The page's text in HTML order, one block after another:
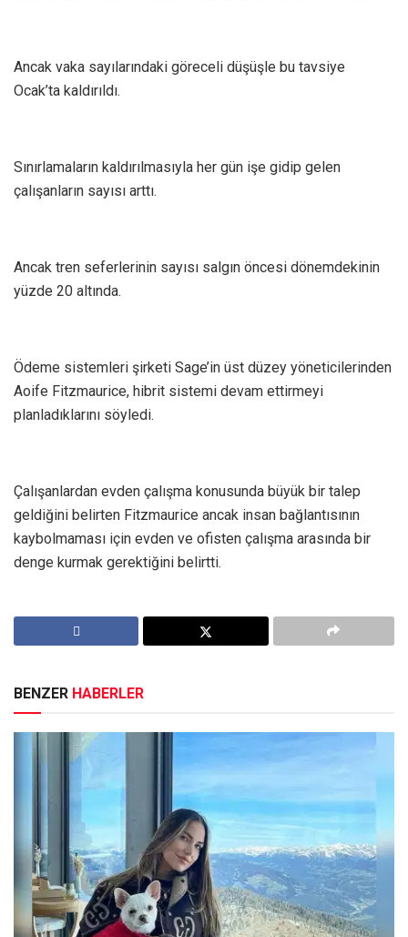
Ancak vaka sayılarındaki göreceli düşüşle bu tavsiye
Ocak’ta kaldırıldı.
Sınırlamaların kaldırılmasıyla her gün işe gidip gelen
çalışanların sayısı arttı.
Ancak tren seferlerinin sayısı salgın öncesi dönemdekinin
yüzde 20 altında.
Ödeme sistemleri şirketi Sage’in üst düzey yöneticilerinden
Aoife Fitzmaurice, hibrit sistemi devam ettirmeyi
planladıklarını söyledi.
Çalışanlardan evden çalışma konusunda büyük bir talep
geldiğini belirten Fitzmaurice ancak insan bağlantısının
kaybolmaması için evden ve ofisten çalışma arasında bir
denge kurmak gerektiğini belirtti.
BENZER HABERLER